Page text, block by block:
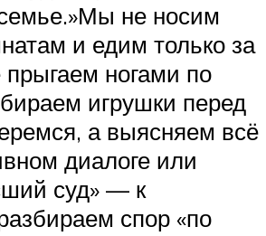
не носим
и едим только за
прыгаем ногами по
игрушки перед
а выясняем всё
диалоге или
суд» — к
спор «по